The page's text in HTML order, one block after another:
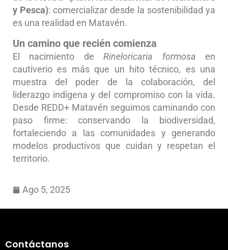
y Pesca): comercializar desde la sostenibilidad ya
es una realidad en Matavén.
Un camino que recién comienza
El nacimiento deRineloricaria formosa en
cautiverio es más que un hito técnico, es una
muestra del poder de la colaboración, del
liderazgo indígena y del compromiso con la vida.
Desde REDD+ Matavén seguimos caminando con
paso firme: conservando la biodiversidad,
fortaleciendo a las comunidades y generando
modelos productivos que cuidan y respetan el
territorio.
Ago 5, 2025
Contáctanos